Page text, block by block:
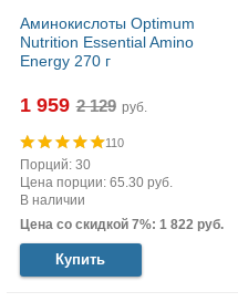
Аминокислоты Optimum
Nutrition Essential Amino
Energy 270 г
1 959 руб.
110
Порций: 30
Цена порции: 65.30 руб.
В наличии
Цена со скидкой 7%: 1 822 руб.
Купить